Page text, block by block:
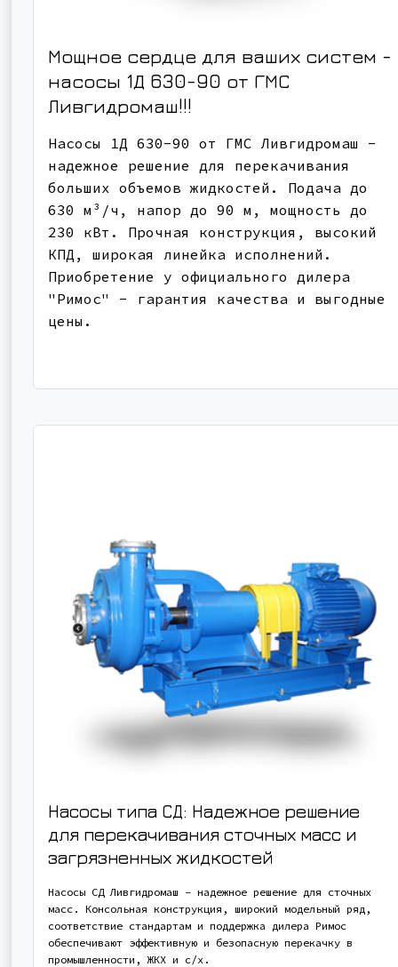
Мощное сердце для ваших систем -
насосы 1Д 630-90 от ГМС
Ливгидромаш!!!
Насосы 1Д 630-90 от ГМС Ливгидромаш -
надежное решение для перекачивания
больших объемов жидкостей. Подача до
630 м³/ч, напор до 90 м, мощность до
230 кВт. Прочная конструкция, высокий
КПД, широкая линейка исполнений.
Приобретение у официального дилера
"Римос" - гарантия качества и выгодные
цены.
Насосы типа СД: Надежное решение
для перекачивания сточных масс и
загрязненных жидкостей
Насосы СД Ливгидромаш – надежное решение для сточных
масс. Консольная конструкция, широкий модельный ряд,
соответствие стандартам и поддержка дилера Римос
обеспечивают эффективную и безопасную перекачку в
промышленности, ЖКХ и с/х.